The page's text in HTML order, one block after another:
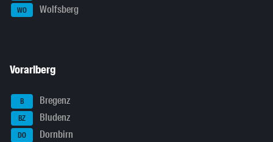
WO Wolfsberg
Vorarlberg
B Bregenz
BZ Bludenz
DO Dornbirn